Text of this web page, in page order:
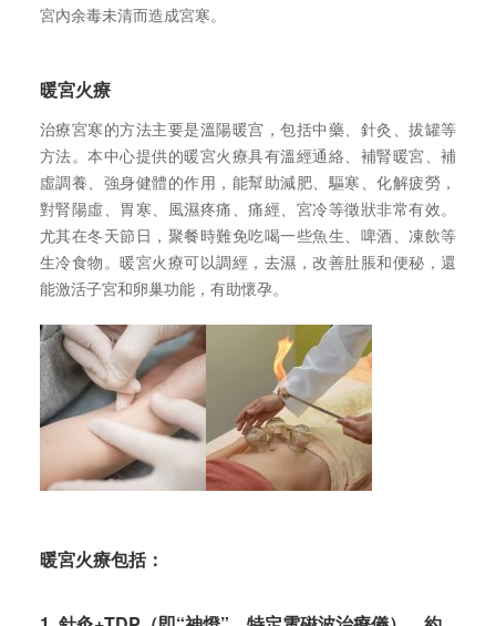
宮內余毒未清而造成宮寒。
暖宮火療
治療宮寒的方法主要是溫陽暖宫，包括中藥、針灸、拔罐等
方法。本中心提供的暖宮火療具有溫經通絡、補腎暖宮、補
虛調養、強身健體的作用，能幫助減肥、驅寒、化解疲勞，
對腎陽虛、胃寒、風濕疼痛、痛經、宮冷等徵狀非常有效。
尤其在冬天節日，聚餐時難免吃喝一些魚生、啤酒、凍飲等
生冷食物。暖宮火療可以調經，去濕，改善肚脹和便秘，還
能激活子宮和卵巢功能，有助懷孕。
暖宮火療包括：